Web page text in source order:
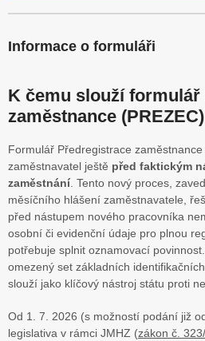
Informace o formuláři
K čemu slouží
zaměstnance (PREZEC)
Formulář Předregistrace
zaměstnavatel ještě před faktickým
zaměstnání. Tento nový proces,
měsíčního hlášení zaměstnavatele,
před nástupem nového pracovníka
osobní či evidenční údaje pro plnou
potřebuje splnit oznamovací
omezený set základních
slouží jako klíčový nástroj státu proti
Od 1. 7. 2026 (s možností podání již
legislativa v rámci JMHZ (zákon č.